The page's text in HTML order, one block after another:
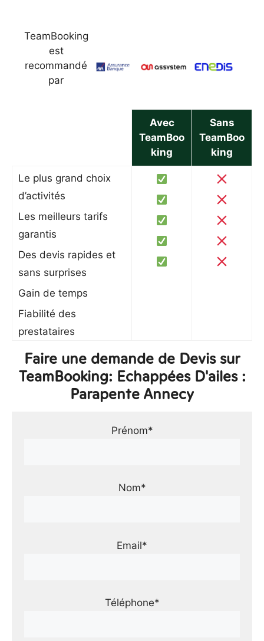
TeamBooking
est
recommandé
par
Avec
TeamBoo
king
Sans
TeamBoo
king
Le plus grand choix
d’activités
Les meilleurs tarifs
garantis
Des devis rapides et
sans surprises
Gain de temps
Fiabilité des
prestataires
Faire une demande de Devis sur
TeamBooking: Echappées D'ailes :
Parapente Annecy
Prénom*
Nom*
Email*
Téléphone*